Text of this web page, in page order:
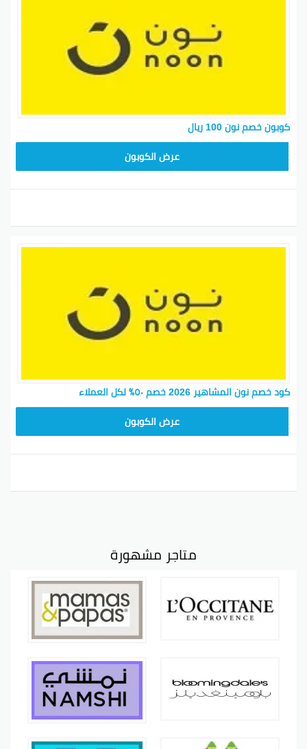
كوبون خصم نون 100 ريال
عرض الكوبون
كود خصم نون المشاهير 2026 خصم ٥٠٪ لكل العملاء
عرض الكوبون
متاجر مشهورة